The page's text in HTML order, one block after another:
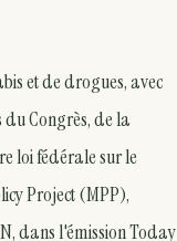
et de drogues, avec
du Congrès, de la
loi fédérale sur le
Project (MPP),
dans l'émission Today